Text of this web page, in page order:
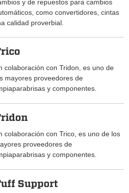
y de repuestos para cambios
como convertidores, cintas
calidad proverbial.
colaboración con Tridon, es uno de
mayores proveedores de
y componentes.
colaboración con Trico, es uno de los
proveedores de
y componentes.
Support